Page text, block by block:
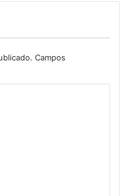
Campos